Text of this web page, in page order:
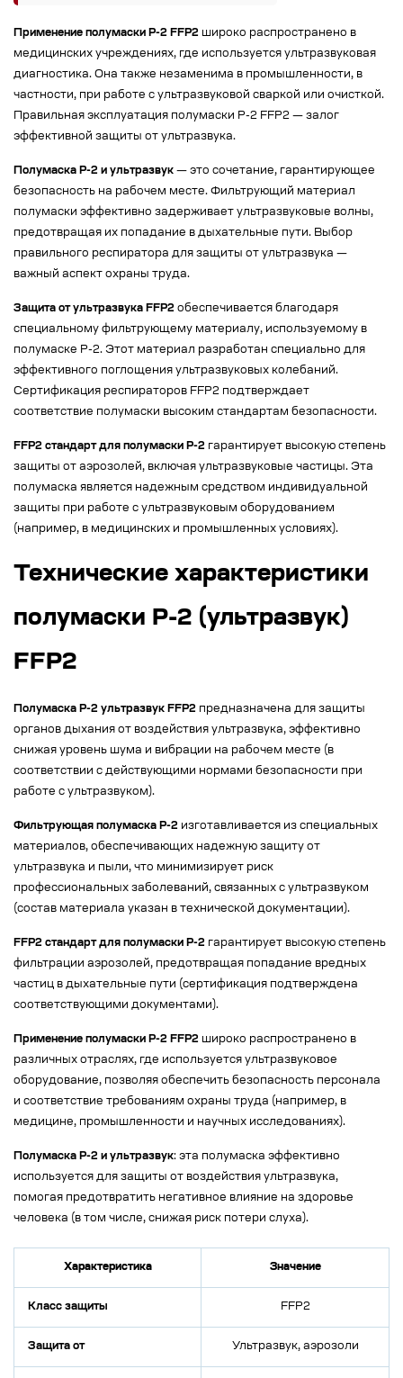
Применение полумаски Р-2 FFP2 широко распространено в
медицинских учреждениях, где используется ультразвуковая
диагностика. Она также незаменима в промышленности, в
частности, при работе с ультразвуковой сваркой или очисткой.
Правильная эксплуатация полумаски Р-2 FFP2 — залог
эффективной защиты от ультразвука.
Полумаска Р-2 и ультразвук — это сочетание, гарантирующее
безопасность на рабочем месте. Фильтрующий материал
полумаски эффективно задерживает ультразвуковые волны,
предотвращая их попадание в дыхательные пути. Выбор
правильного респиратора для защиты от ультразвука —
важный аспект охраны труда.
Защита от ультразвука FFP2 обеспечивается благодаря
специальному фильтрующему материалу, используемому в
полумаске Р-2. Этот материал разработан специально для
эффективного поглощения ультразвуковых колебаний.
Сертификация респираторов FFP2 подтверждает
соответствие полумаски высоким стандартам безопасности.
FFP2 стандарт для полумаски Р-2 гарантирует высокую степень
защиты от аэрозолей, включая ультразвуковые частицы. Эта
полумаска является надежным средством индивидуальной
защиты при работе с ультразвуковым оборудованием
(например, в медицинских и промышленных условиях).
Технические характеристики
полумаски Р-2 (ультразвук)
FFP2
Полумаска Р-2 ультразвук FFP2 предназначена для защиты
органов дыхания от воздействия ультразвука, эффективно
снижая уровень шума и вибрации на рабочем месте (в
соответствии с действующими нормами безопасности при
работе с ультразвуком).
Фильтрующая полумаска Р-2 изготавливается из специальных
материалов, обеспечивающих надежную защиту от
ультразвука и пыли, что минимизирует риск
профессиональных заболеваний, связанных с ультразвуком
(состав материала указан в технической документации).
FFP2 стандарт для полумаски Р-2 гарантирует высокую степень
фильтрации аэрозолей, предотвращая попадание вредных
частиц в дыхательные пути (сертификация подтверждена
соответствующими документами).
Применение полумаски Р-2 FFP2 широко распространено в
различных отраслях, где используется ультразвуковое
оборудование, позволяя обеспечить безопасность персонала
и соответствие требованиям охраны труда (например, в
медицине, промышленности и научных исследованиях).
Полумаска Р-2 и ультразвук: эта полумаска эффективно
используется для защиты от воздействия ультразвука,
помогая предотвратить негативное влияние на здоровье
человека (в том числе, снижая риск потери слуха).
Характеристика Значение
Класс защиты FFP2
Защита от Ультразвук, аэрозоли